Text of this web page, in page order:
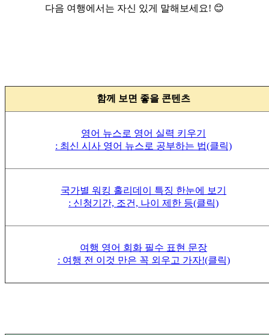
다음 여행에서는 자신 있게 말해보세요! 😊
함께 보면 좋을 콘텐츠
영어 뉴스로 영어 실력 키우기
: 최신 시사 영어 뉴스로 공부하는 법(클릭)
국가별 워킹 홀리데이 특징 한눈에 보기
: 신청기간, 조건, 나이 제한 등(클릭)
여행 영어 회화 필수 표현 문장
: 여행 전 이것 만은 꼭 외우고 가자!(클릭)